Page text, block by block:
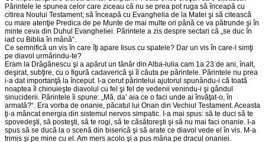
Părintele le spunea celor care ziceau că nu se prea pot ruga să înceapă cu
citirea Noului Testament; să înceapă cu Evanghelia de la Matei şi să citească
cu mare atenţie Predica de pe Munte de mai multe ori până ce va pătrunde şi în
minte ceva din Duhul Evangheliei. Părintele a zis despre sectari că „se duc în
iad cu Biblia în mână“.
Ce semnifică un vis în care îţi apare Iisus cu spatele? Dar un vis în care-l simţi
pe diavol urmărindu-te?
Eram la Drăgănescu şi a apărut un tânăr din Alba-lulia cam 1a 23 de ani, înalt,
deşirat, subţire, cu o figură cadaverică şi îl căuta pe părintele. Părintele nu prea
i-a dat importanţă la început. I-a cerut părintelui ajutorul spunându-i că toată
noaptea îl chinuieşte diavolul cu fel şi fel de vedenii venindu-i şi gândul
sinuciderii. Părintele îi spune: „Mă, da’ aia ce o faci unde ai învăţat-o, în
armată?“. Era vorba de onanie, păcatul lui Onan din Vechiul Testament. Aceasta
ţi-a mâncat energia din sistemul nervos simpatic. I-a mai spus: să te duci să te
spovedeşti, să posteşti, să te rogi, să te căsătoreşti şi să nu mai faci onanie. I-a
spus să se ducă la o scenă din biserică şi să arate ce diavol vede el în vis. M-a
trimis şi pe mine cu el. Am mers acolo şi a pus mâna pe dracul onaniei.